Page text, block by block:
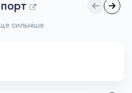
сильніше